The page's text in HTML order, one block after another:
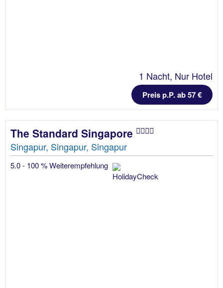
1 Nacht, Nur Hotel
Preis p.P. ab 57 €
The Standard Singapore
Singapur, Singapur, Singapur
5.0 - 100 % Weiterempfehlung